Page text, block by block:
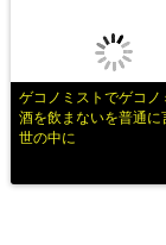
ゲコノミストでゲコノ
酒を飲まないを普通に
世の中に